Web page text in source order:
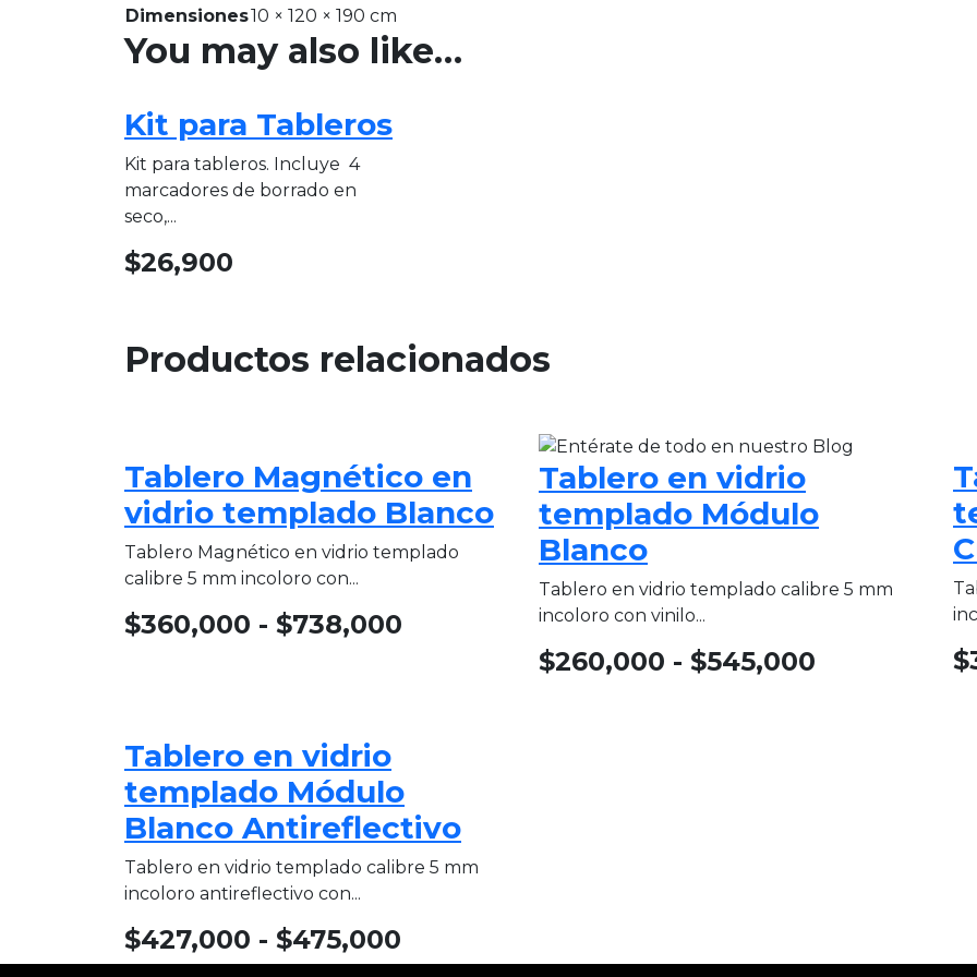
Dimensiones10 × 120 × 190 cm
You may also like…
Kit para Tableros
Kit para tableros. Incluye 4
marcadores de borrado en
seco,...
$26,900
Productos relacionados
Tablero Magnético en
vidrio templado Blanco
Tablero Magnético en vidrio templado
calibre 5 mm incoloro con...
$360,000 - $738,000
Tablero en vidrio
templado Módulo
Blanco
Tablero en vidrio templado calibre 5 mm
incoloro con vinilo...
$260,000 - $545,000 $
Tablero en vidrio
templado Módulo
Blanco Antireflectivo
Tablero en vidrio templado calibre 5 mm
incoloro antireflectivo con...
$427,000 - $475,000